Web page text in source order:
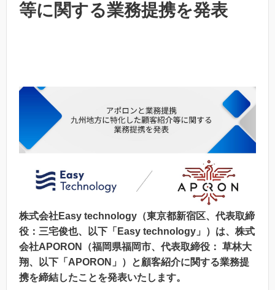
等に関する業務提携を発表
株式会社Easy technology（東京都新宿区、代表取締
役：三宅俊也、以下「Easy technology」）は、株式
会社APORON（福岡県福岡市、代表取締役： 草林大
翔、以下「APORON」）と顧客紹介に関する業務提
携を締結したことを発表いたします。